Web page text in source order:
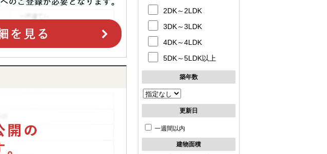
2DK～2LDK
3DK～3LDK
4DK～4LDK
5DK～5LDK以上
築年数
更新日
一週間以内
建物面積